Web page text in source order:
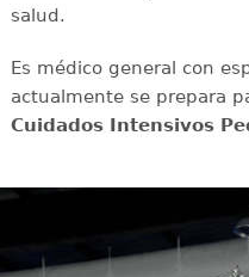
salud.
Es médico general con
actualmente se prepara
Cuidados Intensivos